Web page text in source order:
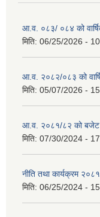
आ.व. ०८३/ ०८४ को
मिति: 06/25/2026 -
आ.व. २०८२/०८३ को
मिति: 05/07/2026 -
आ.व. २०८१/८२ को बजेट
मिति: 07/30/2024 -
नीति तथा कार्यक्रम
मिति: 06/25/2024 -